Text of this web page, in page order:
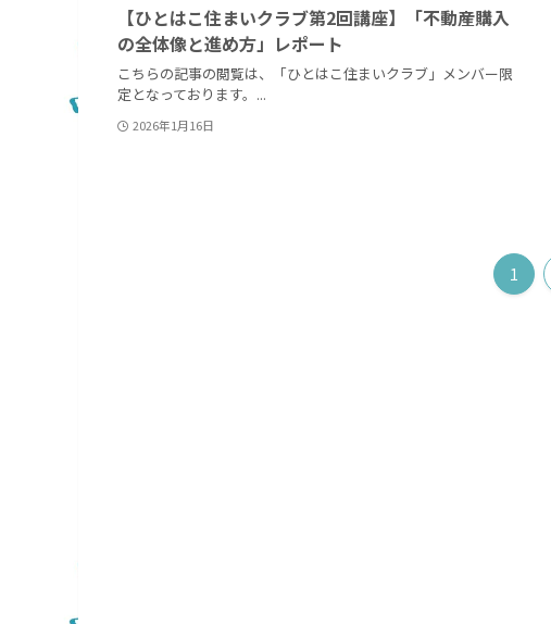
【ひとはこ住まいクラブ第2回講座】「不動産購入
の全体像と進め方」レポート
こちらの記事の閲覧は、「ひとはこ住まいクラブ」メンバー限
定となっております。...
2026年1月16日
1